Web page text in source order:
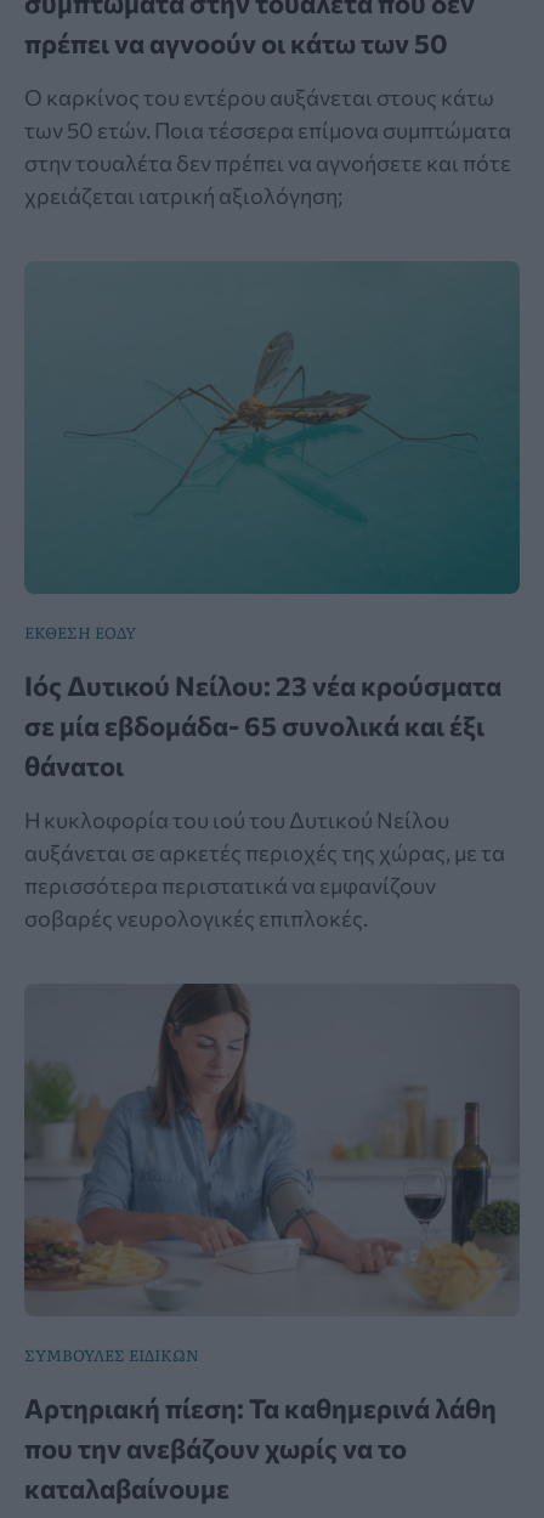
πρέπει να αγνοούν οι κάτω των 50
Ο καρκίνος του εντέρου αυξάνεται στους κάτω
των 50 ετών. Ποια τέσσερα επίμονα συμπτώματα
στην τουαλέτα δεν πρέπει να αγνοήσετε και πότε
χρειάζεται ιατρική αξιολόγηση;
ΕΚΘΕΣΗ ΕΟΔΥ
Ιός Δυτικού Νείλου: 23 νέα κρούσματα
σε μία εβδομάδα- 65 συνολικά και έξι
θάνατοι
Η κυκλοφορία του ιού του Δυτικού Νείλου
αυξάνεται σε αρκετές περιοχές της χώρας, με τα
περισσότερα περιστατικά να εμφανίζουν
σοβαρές νευρολογικές επιπλοκές.
ΣΥΜΒΟΥΛΕΣ ΕΙΔΙΚΩΝ
Αρτηριακή πίεση: Τα καθημερινά λάθη
που την ανεβάζουν χωρίς να το
καταλαβαίνουμε